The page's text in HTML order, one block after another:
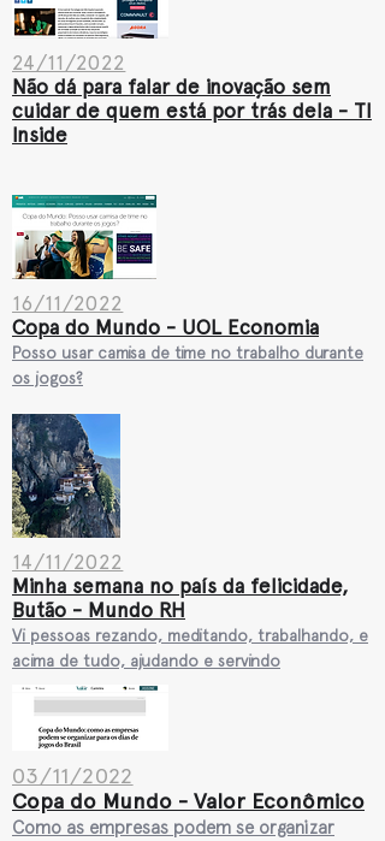
24/11/2022
Não dá para falar de inovação sem
cuidar de quem está por trás dela - TI
Inside
16/11/2022
Copa do Mundo - UOL Economia
Posso usar camisa de time no trabalho durante
os jogos?
14/11/2022
Minha semana no país da felicidade,
Butão - Mundo RH
Vi pessoas rezando, meditando, trabalhando, e
acima de tudo, ajudando e servindo
03/11/2022
Copa do Mundo - Valor Econômico
Como as empresas podem se organizar